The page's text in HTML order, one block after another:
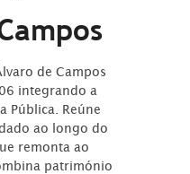
de Campos
integrando a
Pública. Reúne
ao longo do
remonta ao
património